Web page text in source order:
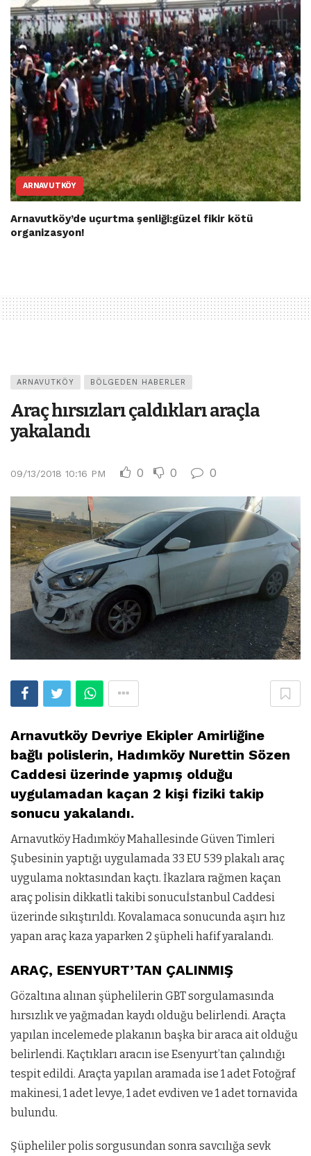
ARNAVUTKÖY
Arnavutköy’de uçurtma şenliği:güzel fikir kötü
organizasyon!
ARNAVUTKÖY BÖLGEDEN HABERLER
Araç hırsızları çaldıkları araçla
yakalandı
09/13/2018 10:16 PM 0 0 0
Arnavutköy Devriye Ekipler Amirliğine
bağlı polislerin, Hadımköy Nurettin Sözen
Caddesi üzerinde yapmış olduğu
uygulamadan kaçan 2 kişi fiziki takip
sonucu yakalandı.
Arnavutköy Hadımköy Mahallesinde Güven Timleri
Şubesinin yaptığı uygulamada 33 EU 539 plakalı araç
uygulama noktasından kaçtı. İkazlara rağmen kaçan
araç polisin dikkatli takibi sonucuİstanbul Caddesi
üzerinde sıkıştırıldı. Kovalamaca sonucunda aşırı hız
yapan araç kaza yaparken 2 şüpheli hafif yaralandı.
ARAÇ, ESENYURT’TAN ÇALINMIŞ
Gözaltına alınan şüphelilerin GBT sorgulamasında
hırsızlık ve yağmadan kaydı olduğu belirlendi. Araçta
yapılan incelemede plakanın başka bir araca ait olduğu
belirlendi. Kaçtıkları aracın ise Esenyurt’tan çalındığı
tespit edildi. Araçta yapılan aramada ise 1 adet Fotoğraf
makinesi, 1 adet levye, 1 adet evdiven ve 1 adet tornavida
bulundu.
Şüpheliler polis sorgusundan sonra savcılığa sevk